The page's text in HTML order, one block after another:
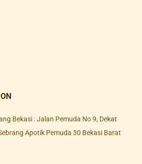
Bekasi : Jalan Pemuda No 9, Dekat
Apotik Pemuda 30 Bekasi Barat